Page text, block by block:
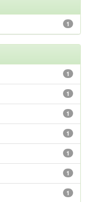
1
1
1
1
1
1
1
1